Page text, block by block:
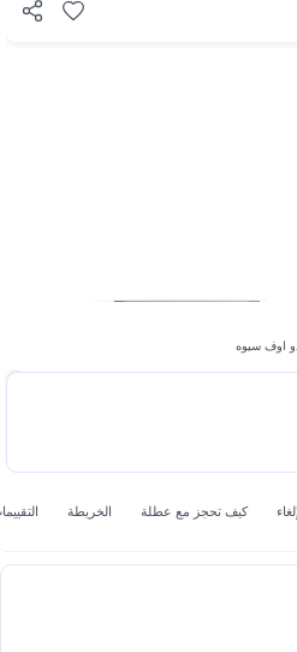
اوف سيوه
كيف تحجز مع عطلة الخريطة